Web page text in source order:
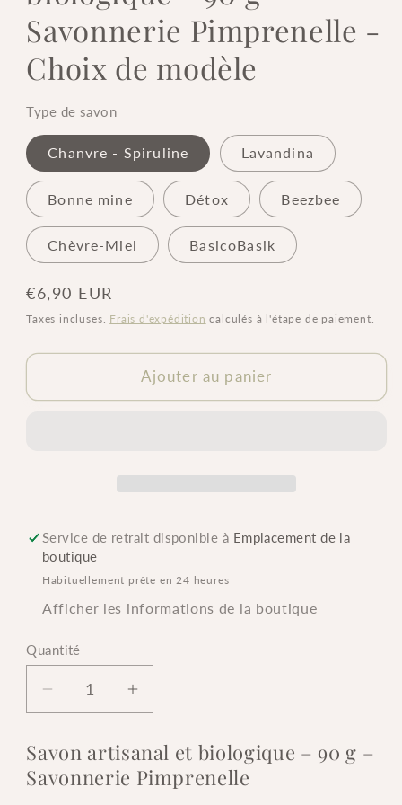
Savonnerie Pimprenelle -
Choix de modèle
Type de savon
Chanvre - Spiruline Lavandina
Bonne mine Détox Beezbee
Chèvre-Miel BasicoBasik
Prix
habituel
€6,90 EUR
Taxes incluses. Frais d'expédition calculés à l'étape de paiement.
Ajouter au panier
Service de retrait disponible à Emplacement de la
boutique
Habituellement prête en 24 heures
Afficher les informations de la boutique
Quantité
Quantité
Réduire
la
quantité
de
Savon
Augmenter
la
quantité
de
Savon
Savon artisanal et biologique – 90 g –
Savonnerie Pimprenelle